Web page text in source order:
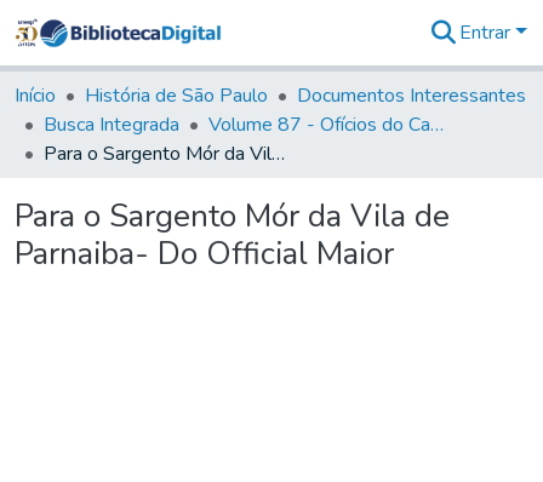
&
Coleções
Tudo na
Biblioteca
Estatísticas
Entrar
Início História de São Paulo
Documentos Interessantes
Busca Integrada
Volume 87 - Ofícios do Capitão General Antonio Manoel de Melo Castro e Mendonça (1797- 1801)
Para o Sargento Mór da Vila de Parnaiba- Do Official Maior
Para o Sargento Mór da Vila de
Parnaiba- Do Official Maior